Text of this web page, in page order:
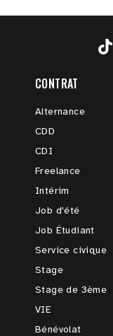
CONTRAT
Alternance
CDD
CDI
Freelance
Intérim
Job d'été
Job Étudiant
Service civique
Stage
Stage de 3ème
VIE
Bénévolat